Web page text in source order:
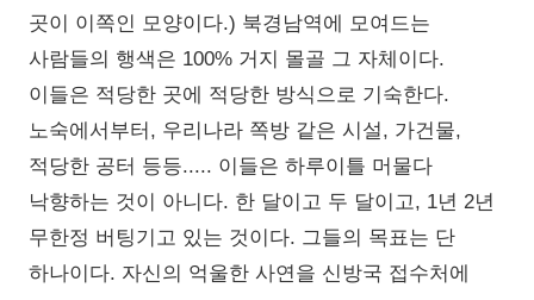
곳이 이쪽인 모양이다.) 북경남역에 모여드는
사람들의 행색은 100% 거지 몰골 그 자체이다.
이들은 적당한 곳에 적당한 방식으로 기숙한다.
노숙에서부터, 우리나라 쪽방 같은 시설, 가건물,
적당한 공터 등등..... 이들은 하루이틀 머물다
낙향하는 것이 아니다. 한 달이고 두 달이고, 1년 2년
무한정 버팅기고 있는 것이다. 그들의 목표는 단
하나이다. 자신의 억울한 사연을 신방국 접수처에